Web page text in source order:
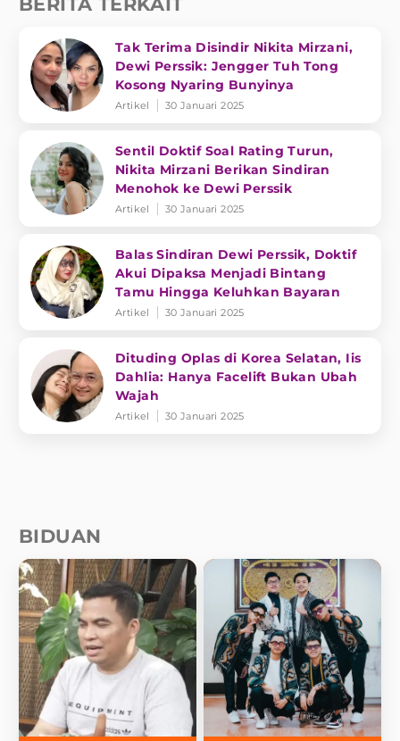
Tak Terima Disindir Nikita Mirzani,
Dewi Perssik: Jengger Tuh Tong
Kosong Nyaring Bunyinya
Artikel 30 Januari 2025
Sentil Doktif Soal Rating Turun,
Nikita Mirzani Berikan Sindiran
Menohok ke Dewi Perssik
Artikel 30 Januari 2025
Balas Sindiran Dewi Perssik, Doktif
Akui Dipaksa Menjadi Bintang
Tamu Hingga Keluhkan Bayaran
Artikel 30 Januari 2025
Dituding Oplas di Korea Selatan, Iis
Dahlia: Hanya Facelift Bukan Ubah
Wajah
Artikel 30 Januari 2025
BIDUAN